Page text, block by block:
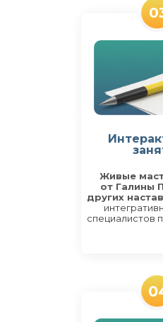
Живые
от Галины
других
специалистов